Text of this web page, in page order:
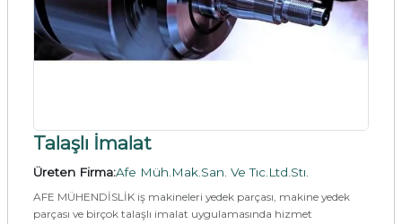
Talaşlı İmalat
Üreten Firma:Afe Müh.Mak.San. Ve Tıc.Ltd.Stı.
AFE MÜHENDİSLİK iş makineleri yedek parçası, makine yedek
parçası ve birçok talaşlı imalat uygulamasında hizmet